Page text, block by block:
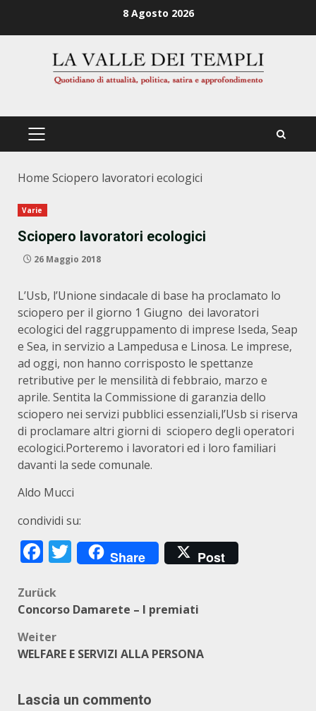
8 Agosto 2026
PRIMÄRES
Home Sciopero lavoratori ecologici
Varie
Sciopero lavoratori ecologici
26 Maggio 2018
L’Usb, l’Unione sindacale di base ha proclamato lo
sciopero per il giorno 1 Giugno dei lavoratori
ecologici del raggruppamento di imprese Iseda, Seap
e Sea, in servizio a Lampedusa e Linosa. Le imprese,
ad oggi, non hanno corrisposto le spettanze
retributive per le mensilità di febbraio, marzo e
aprile. Sentita la Commissione di garanzia dello
sciopero nei servizi pubblici essenziali,l’Usb si riserva
di proclamare altri giorni di sciopero degli operatori
ecologici.Porteremo i lavoratori ed i loro familiari
davanti la sede comunale.
Aldo Mucci
condividi su:
Facebook
Twitter
Share Post
Beitragsnavigation
Zurück
Concorso Damarete – I premiati
Weiter
WELFARE E SERVIZI ALLA PERSONA
Lascia un commento